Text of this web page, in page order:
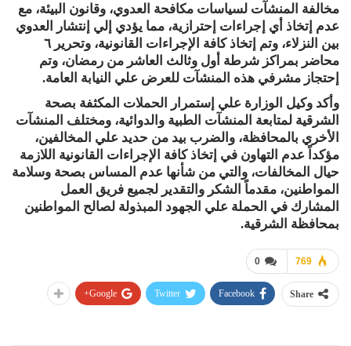
مخالفة المنشآت لسياسات مكافحة العدوي، وقانون البيئة، مع
عدم إتخاذ أي إجراءات إحترازية، مما يؤدي إلي إنتشار العدوي
بين النزلاء، وتم إتخاذ كافة الإجراءات القانونية، وتحرير ٦
محاضر بمراكز شرطة أول وثالث العاشر من رمضان، وتم
إحتجاز مشرفي هذه المنشآت للعرض علي النيابة العامة.
وأكد وكيل الوزارة علي إستمرار الحملات المكثفة بصحة
الشرقية لمتابعة المنشآت الطبية والدوائية، ومختلف المنشآت
الأخري بالمحافظة، والضرب بيد من حديد علي المخالفين،
مؤكداً عدم التهاون في إتخاذ كافة الإجراءات القانونية اللازمة
حيال المخالفات، والتي من شأنها عدم المساس بصحة وسلامة
المواطنين، مقدماً الشكر والتقدير لجميع فريق العمل
المشارك في الحملة علي الجهود المبذولة لصالح المواطنين
بمحافظة الشرقية.
0 769
Share
Facebook
Twitter
Google+